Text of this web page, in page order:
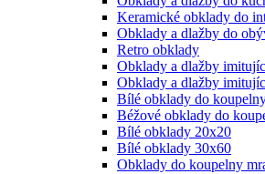
Keramické obklady do
Obklady a dlažby do
Retro obklady
Obklady a dlažby
Obklady a dlažby
Bílé obklady do
Béžové obklady do
Bílé obklady 20x20
Bílé obklady 30x60
Obklady do koupelny